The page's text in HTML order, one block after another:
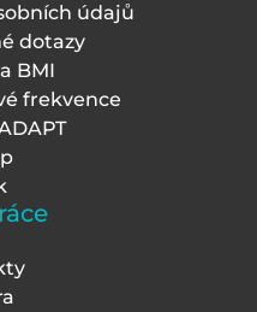
údajů
dotazy
BMI
frekvence